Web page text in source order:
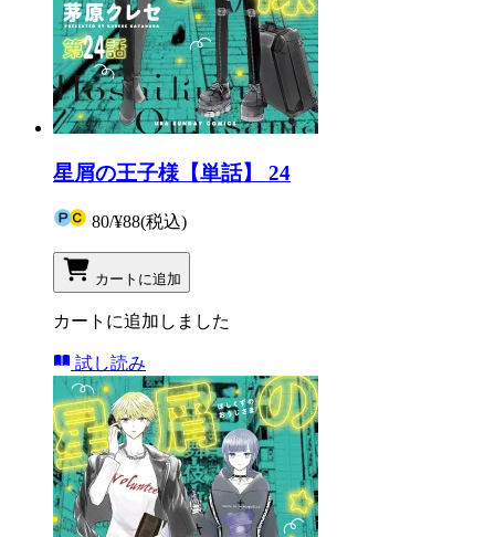
星屑の王子様【単話】 24
80/¥88(税込)
カートに追加
カートに追加しました
試し読み